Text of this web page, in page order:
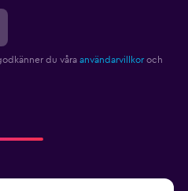
du våra användarvillkor och